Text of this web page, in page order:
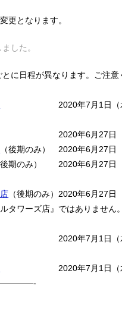
更となります。
した。
に日程が異なります。ご注意
2020年7月1日（水）
年6月27日（土）
（後期のみ） 2020年6月27日
後期のみ） 2020年6月27日
（後期のみ）2020年6月27
タワーズ店』ではありません
年7月1日（水）～
2020年7月1日（水）